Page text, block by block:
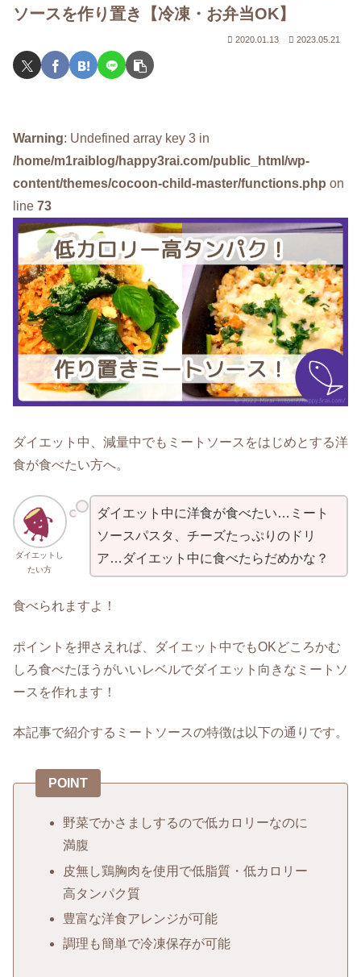
ソースを作り置き【冷凍・お弁当OK】
2020.01.13 2023.05.21
Warning: Undefined array key 3 in
/home/m1raiblog/happy3rai.com/public_html/wp-
content/themes/cocoon-child-master/functions.php on
line 73
ダイエット中、減量中でもミートソースをはじめとする洋
食が食べたい方へ。
ダイエットし
たい方
ダイエット中に洋食が食べたい…ミート
ソースパスタ、チーズたっぷりのドリ
ア…ダイエット中に食べたらだめかな？
食べられますよ！
ポイントを押さえれば、ダイエット中でもOKどころかむ
しろ食べたほうがいいレベルでダイエット向きなミートソ
ースを作れます！
本記事で紹介するミートソースの特徴は以下の通りです。
POINT
野菜でかさましするので低カロリーなのに
満腹
皮無し鶏胸肉を使用で低脂質・低カロリー
高タンパク質
豊富な洋食アレンジが可能
調理も簡単で冷凍保存が可能